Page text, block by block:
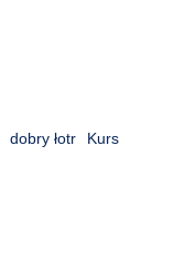
dobry łotr
Kurs